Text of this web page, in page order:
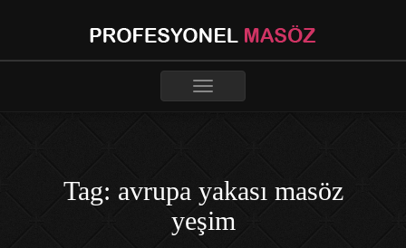
Toggle
Tag: avrupa yakası masöz
yeşim